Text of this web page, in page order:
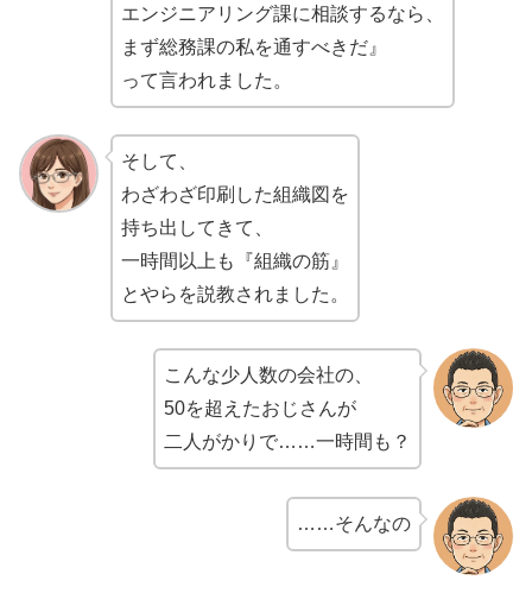
エンジニアリング課に相談するなら、
まず総務課の私を通すべきだ』
って言われました。
そして、
わざわざ印刷した組織図を
持ち出してきて、
一時間以上も『組織の筋』
とやらを説教されました。
こんな少人数の会社の、
50を超えたおじさんが
二人がかりで……一時間も？
……そんなの